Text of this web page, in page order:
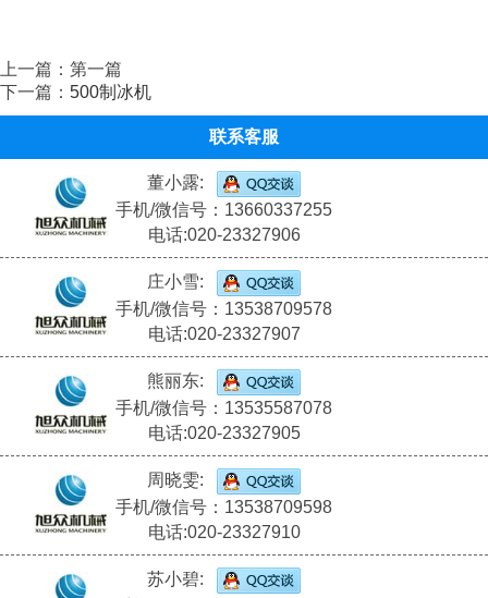
上一篇：第一篇
下一篇： 500制冰机
联系客服
董小露:
手机/微信号：13660337255
电话:020-23327906
庄小雪:
手机/微信号：13538709578
电话:020-23327907
熊丽东:
手机/微信号：13535587078
电话:020-23327905
周晓雯:
手机/微信号：13538709598
电话:020-23327910
苏小碧: